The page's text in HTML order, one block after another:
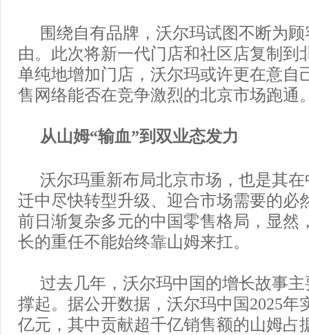
围绕自有品牌，沃尔玛试图不断为
由。此次将新一代门店和社区店复制到
单纯地增加门店，沃尔玛或许更在意自
售网络能否在竞争激烈的北京市场跑通
从山姆“输血”到双业态发力
沃尔玛重新布局北京市场，也是其
迁中尽快转型升级、迎合市场需要的必
前日渐复杂多元的中国零售格局，显然
长的重任不能始终靠山姆来扛。
过去几年，沃尔玛中国的增长故事
撑起。据公开数据，沃尔玛中国2025年
亿元，其中贡献超千亿销售额的山姆占